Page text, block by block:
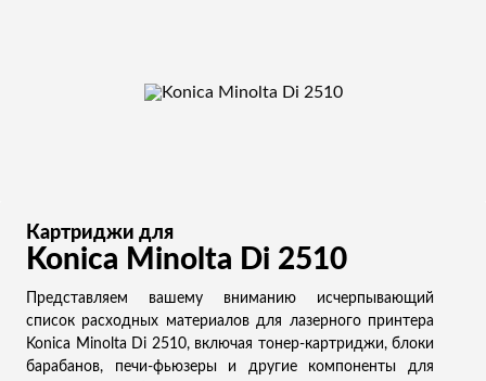
Картриджи для
Konica Minolta Di 2510
Представляем вашему вниманию исчерпывающий
список расходных материалов для лазерного принтера
Konica Minolta Di 2510, включая тонер-картриджи, блоки
барабанов, печи-фьюзеры и другие компоненты для